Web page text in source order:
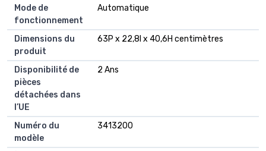
Mode de
fonctionnement
Automatique
Dimensions du
produit
63P x 22,8l x 40,6H centimètres
Disponibilité de
pièces
détachées dans
l’UE
2 Ans
Numéro du
modèle
3413200